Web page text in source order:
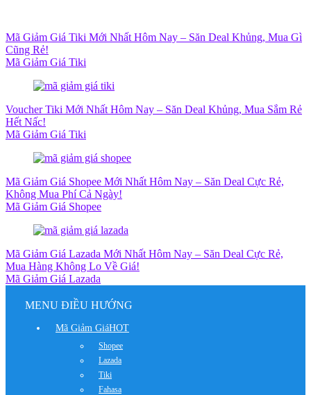
Mã Giảm Giá Tiki Mới Nhất Hôm Nay – Săn Deal Khủng, Mua Gì
Cũng Rẻ!
Mã Giảm Giá Tiki
Voucher Tiki Mới Nhất Hôm Nay – Săn Deal Khủng, Mua Sắm Rẻ
Hết Nấc!
Mã Giảm Giá Tiki
Mã Giảm Giá Shopee Mới Nhất Hôm Nay – Săn Deal Cực Rẻ,
Không Mua Phí Cả Ngày!
Mã Giảm Giá Shopee
Mã Giảm Giá Lazada Mới Nhất Hôm Nay – Săn Deal Cực Rẻ,
Mua Hàng Không Lo Về Giá!
Mã Giảm Giá Lazada
MENU ĐIỀU HƯỚNG
Mã Giảm GiáHOT
Shopee
Lazada
Tiki
Fahasa